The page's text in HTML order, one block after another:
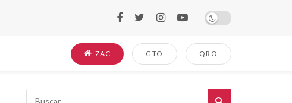
ZAC GTO QRO